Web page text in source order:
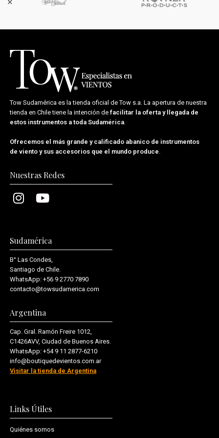
Tow Sudamérica es la tienda oficial deTow s.a. La apertura de nuestra
tienda en Chile tiene la intención de facilitar la oferta y llegada de
estos instrumentos a toda Sudamérica.
Ofrecemos el más grande y calificado abanico de instrumentos
de viento y sus accesorios que el mundo produce.
Nuestras Redes
Sudamérica
B° Las Condes,
Santiago de Chile.
WhatsApp: +56 9 2770 7890
contacto@towsudamerica.com
Argentina
Cap. Gral. Ramón Freire 1012,
C1426AVV, Ciudad de Buenos Aires.
WhatsApp: +54 9 11 2877-6210
info@boutiquedevientos.com.ar
Visitar la tienda de Argentina
Links Útiles
Quiénes somos